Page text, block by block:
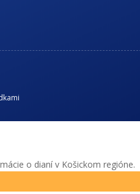
o dianí v Košickom regióne.